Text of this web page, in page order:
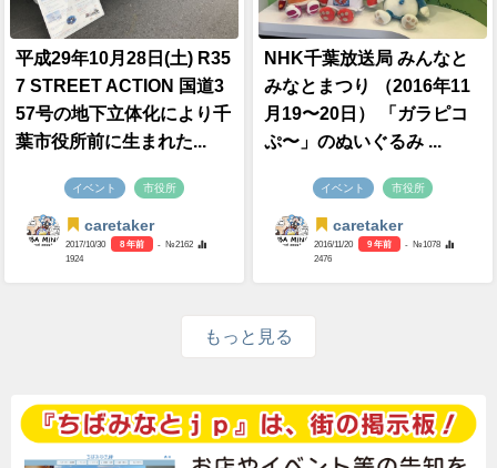
平成29年10月28日(土) R35
7 STREET ACTION 国道3
57号の地下立体化により千
葉市役所前に生まれた...
イベント 市役所
caretaker
2017/10/30 8 年前
- №2162
1924
NHK千葉放送局 みんなと
みなとまつり （2016年11
月19〜20日） 「ガラピコ
ぷ〜」のぬいぐるみ ...
イベント 市役所
caretaker
2016/11/20 9 年前
- №1078
2476
もっと見る